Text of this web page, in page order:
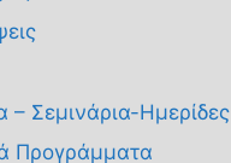
– Σεμινάρια-Ημερίδες
Προγράμματα